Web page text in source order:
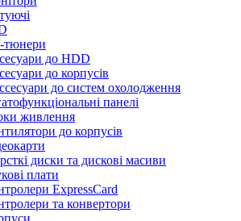
тюнери
до HDD
до корпусів
до систем охолодження
панелі
живлення
до корпусів
диски та дискові масиви
плати
ExpressCard
та конвертори